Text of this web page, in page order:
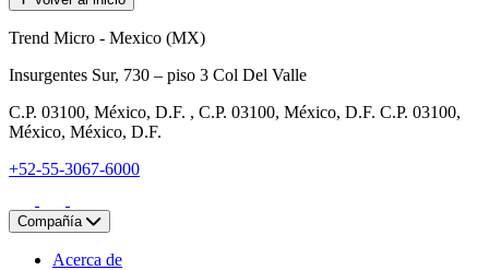
Trend Micro - Mexico (MX)
Insurgentes Sur, 730 – piso 3 Col Del Valle
C.P. 03100, México, D.F. , C.P. 03100, México, D.F. C.P. 03100,
México, México, D.F.
+52-55-3067-6000
Compañía
Acerca de